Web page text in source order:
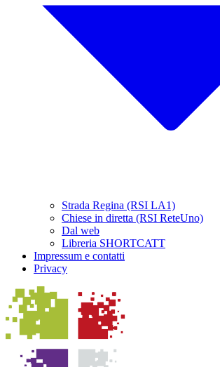
Strada Regina (RSI LA1)
Chiese in diretta (RSI ReteUno)
Dal web
Libreria SHORTCATT
Impressum e contatti
Privacy